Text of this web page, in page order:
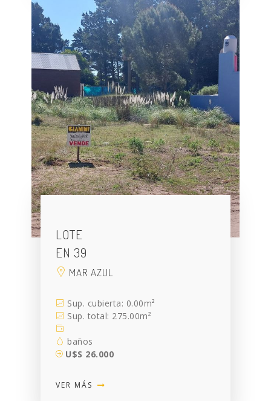
LOTE
EN 39
MAR AZUL
Sup. cubierta: 0.00m²
Sup. total: 275.00m²
baños
U$S 26.000
VER MÁS